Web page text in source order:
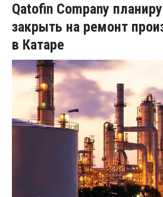
Qatofin Company
закрыть на ремонт
в Катаре